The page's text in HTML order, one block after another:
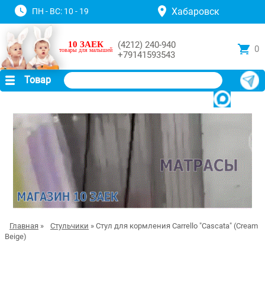
ПН - ВС: 10 - 19 Хабаровск
10 ЗАЕК
товары для малышей
(4212) 240-940
+79141593543
0
Товар
Главная » Стульчики » Стул для кормления Carrello "Cascata" (Cream
Beige)